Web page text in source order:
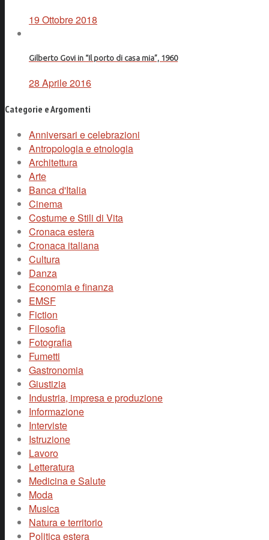
19 Ottobre 2018
Gilberto Govi in “Il porto di casa mia”, 1960
28 Aprile 2016
Categorie e Argomenti
Anniversari e celebrazioni
Antropologia e etnologia
Architettura
Arte
Banca d'Italia
Cinema
Costume e Stili di Vita
Cronaca estera
Cronaca italiana
Cultura
Danza
Economia e finanza
EMSF
Fiction
Filosofia
Fotografia
Fumetti
Gastronomia
Giustizia
Industria, impresa e produzione
Informazione
Interviste
Istruzione
Lavoro
Letteratura
Medicina e Salute
Moda
Musica
Natura e territorio
Politica estera